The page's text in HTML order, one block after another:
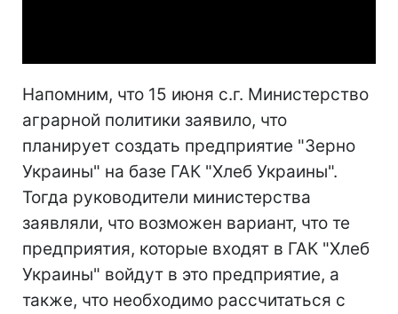
Напомним, что 15 июня с.г. Министерство
аграрной политики заявило, что
планирует создать предприятие "Зерно
Украины" на базе ГАК "Хлеб Украины".
Тогда руководители министерства
заявляли, что возможен вариант, что те
предприятия, которые входят в ГАК "Хлеб
Украины" войдут в это предприятие, а
также, что необходимо рассчитаться с